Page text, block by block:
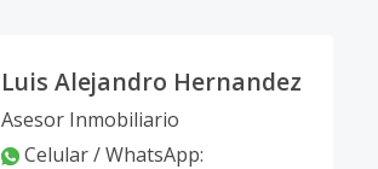
Luis Alejandro Hernandez
Asesor Inmobiliario
Celular / WhatsApp: